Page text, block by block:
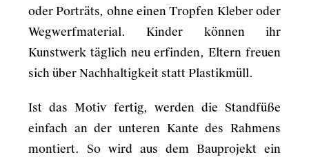
oder Porträts, ohne einen Tropfen Kleber oder
Wegwerfmaterial. Kinder können ihr
Kunstwerk täglich neu erfinden, Eltern freuen
sich über Nachhaltigkeit statt Plastikmüll.
Ist das Motiv fertig, werden die Standfüße
einfach an der unteren Kante des Rahmens
montiert. So wird aus dem Bauprojekt ein